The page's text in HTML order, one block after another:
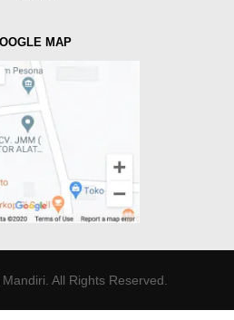
MAP
Mandiri. All Rights Reserved.